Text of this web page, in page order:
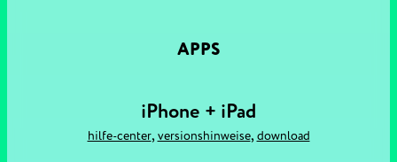
APPS
iPhone + iPad
hilfe-center, versionshinweise, download